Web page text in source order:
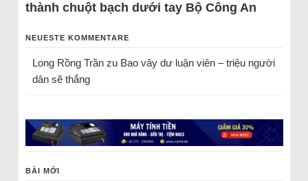
thành chuột bạch dưới tay Bộ Công An
NEUESTE KOMMENTARE
Long Rồng Trầnzu Bao vây dư luận viên – triệu người
dân sẽ thắng
BÀI MỚI